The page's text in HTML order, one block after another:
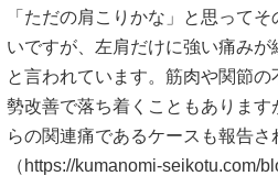
「ただの肩こりかな」と思って
いですが、左肩だけに強い痛み
と言われています。筋肉や関節
勢改善で落ち着くこともありま
らの関連痛であるケースも報告さ
（ https://kumanomi-seikotu.com/